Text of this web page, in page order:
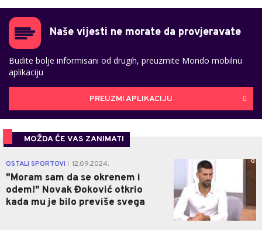
Naše vijesti ne morate da provjeravate
Budite bolje informisani od drugih, preuzmite Mondo mobilnu
aplikaciju
PREUZMI APLIKACIJU
MOŽDA ĆE VAS ZANIMATI
OSTALI SPORTOVI 12.09.2024.
"Moram sam da se okrenem i
odem!" Novak Đoković otkrio
kada mu je bilo previše svega
0